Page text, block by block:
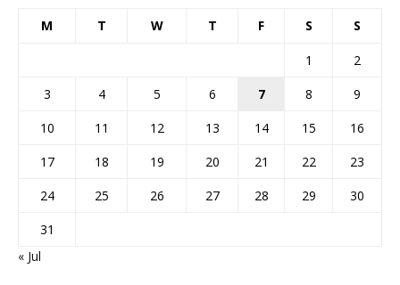
M T W T F S S
1
2
3
4 5 6 7 8
9
10
11 12 13 14 15
16
17
18 19 20 21 22
23
24
25 26 27 28 29
30
31
« Jul